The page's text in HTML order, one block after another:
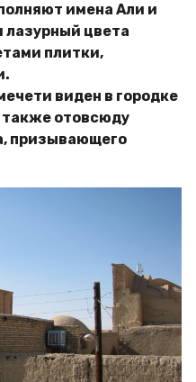
имена Али и
цвета
плитки,
виден в городке
также отовсюду
призывающего